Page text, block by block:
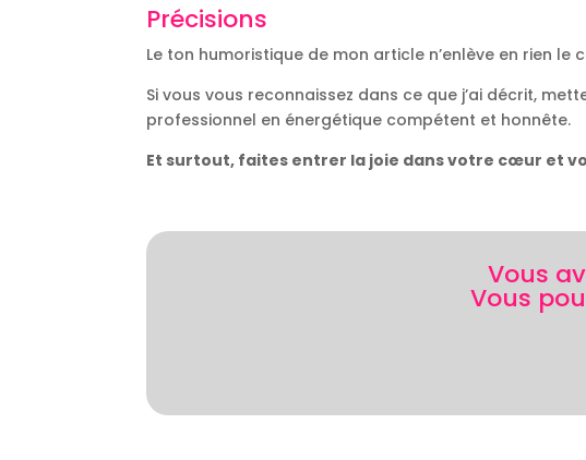
Précisions
Le ton humoristique de mon article n’enlève en rien
Si vous vous reconnaissez dans ce que j’ai décrit,
professionnel en énergétique compétent et honnête.
Et surtout, faites entrer la joie dans votre cœur et
Vous
Vous